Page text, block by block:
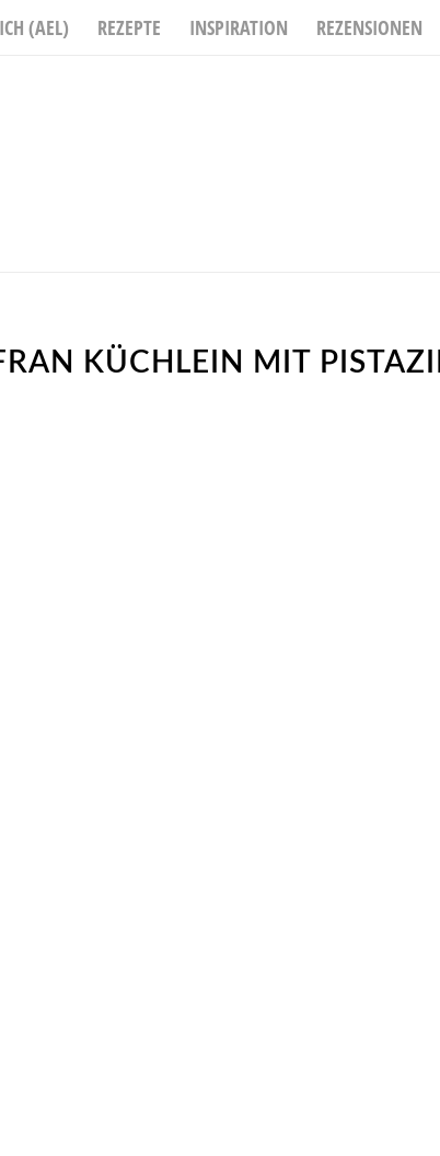
(AEL) REZEPTE INSPIRATION REZENSIONEN
KÜCHLEIN MIT